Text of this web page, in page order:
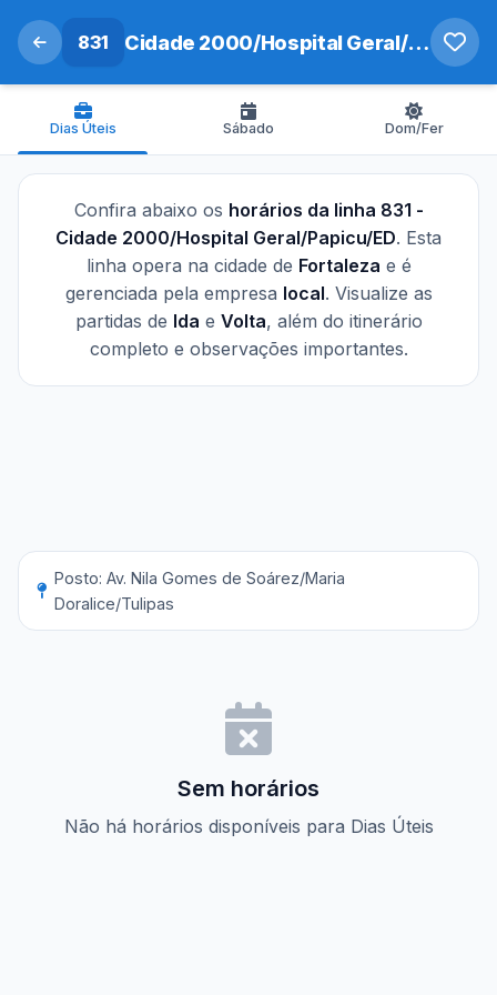
831 Cidade 2000/Hospital Geral/Papicu/ED
Dias Úteis Sábado Dom/Fer
Confira abaixo os horários da linha 831 -
Cidade 2000/Hospital Geral/Papicu/ED. Esta
linha opera na cidade de Fortaleza e é
gerenciada pela empresa local. Visualize as
partidas de Ida e Volta, além do itinerário
completo e observações importantes.
Posto: Av. Nila Gomes de Soárez/Maria
Doralice/Tulipas
Sem horários
Não há horários disponíveis para Dias Úteis